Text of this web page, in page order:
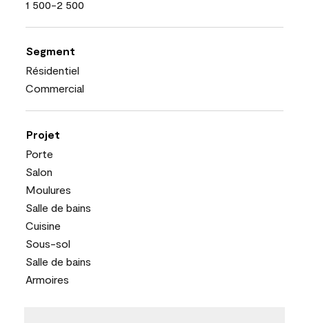
1 500-2 500
Segment
Résidentiel
Commercial
Projet
Porte
Salon
Moulures
Salle de bains
Cuisine
Sous-sol
Salle de bains
Armoires